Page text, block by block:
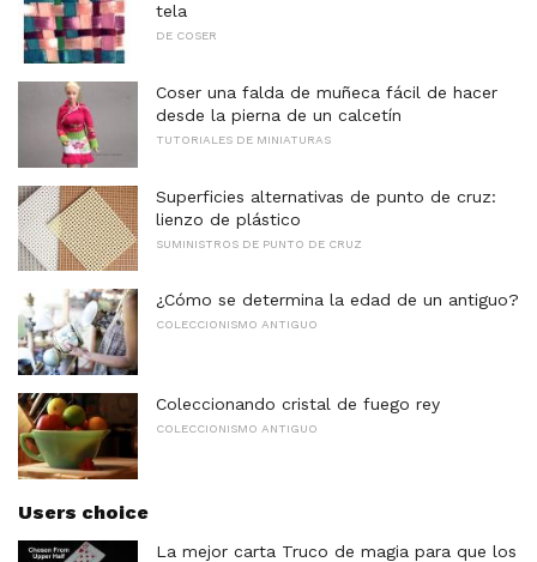
tela
DE COSER
Coser una falda de muñeca fácil de hacer
desde la pierna de un calcetín
TUTORIALES DE MINIATURAS
Superficies alternativas de punto de cruz:
lienzo de plástico
SUMINISTROS DE PUNTO DE CRUZ
¿Cómo se determina la edad de un antiguo?
COLECCIONISMO ANTIGUO
Coleccionando cristal de fuego rey
COLECCIONISMO ANTIGUO
Users choice
La mejor carta Truco de magia para que los